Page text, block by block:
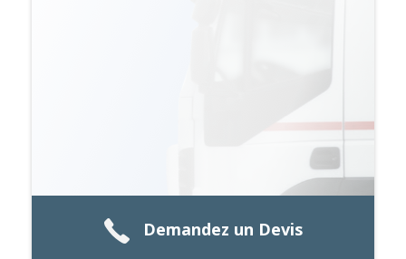
Demandez un Devis